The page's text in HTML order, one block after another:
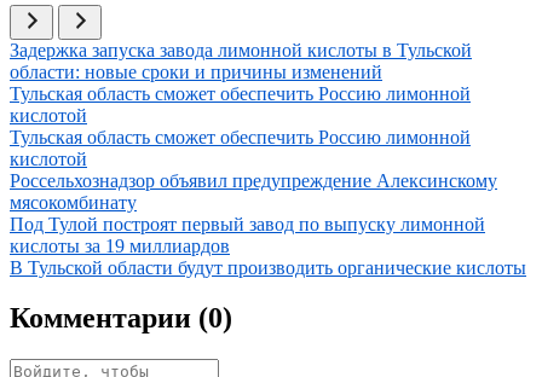
Иллюстрация новости
Задержка запуска завода лимонной кислоты в Тульской
области: новые сроки и причины изменений
Иллюстрация новости
Тульская область сможет обеспечить Россию лимонной
кислотой
Иллюстрация новости
Тульская область сможет обеспечить Россию лимонной
кислотой
Иллюстрация новости
Россельхознадзор объявил предупреждение Алексинскому
мясокомбинату
Иллюстрация новости
Под Тулой построят первый завод по выпуску лимонной
кислоты за 19 миллиардов
Иллюстрация новости
В Тульской области будут производить органические кислоты
Комментарии (0)